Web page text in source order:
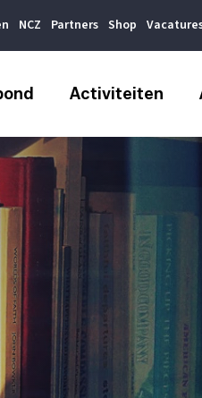
NCZ Partners Shop
Activiteiten